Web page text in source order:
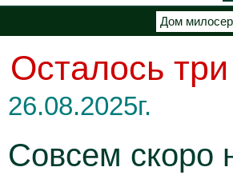
Дом
Осталось
26.08.2025г.
Совсем скоро